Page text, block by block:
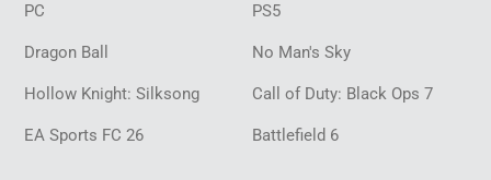
PC PS5
Dragon Ball No Man's Sky
Hollow Knight: Silksong Call of Duty: Black Ops 7
EA Sports FC 26 Battlefield 6